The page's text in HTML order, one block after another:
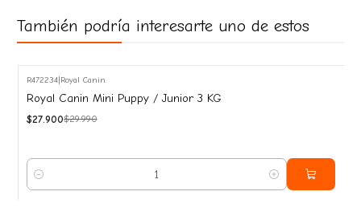
También podría interesarte uno de estos
-7%
OFF
R472234| Royal Canin
Royal Canin Mini Puppy / Junior 3 KG
$27.900$29.990
Cantidad